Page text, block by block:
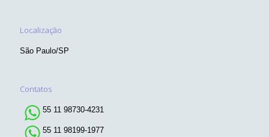
Localização
São Paulo/SP
Contatos
55 11 98730-4231
55 11 98199-1977